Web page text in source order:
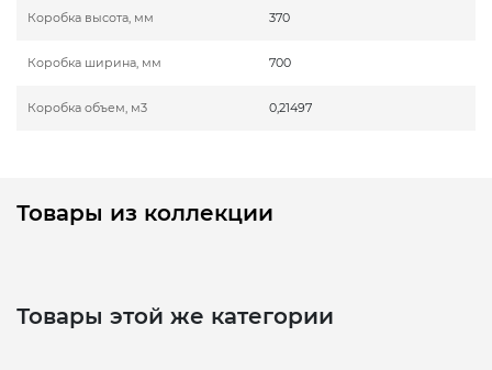
Коробка высота, мм 370
Коробка ширина, мм 700
Коробка объем, м3 0,21497
Товары из коллекции
Товары этой же категории